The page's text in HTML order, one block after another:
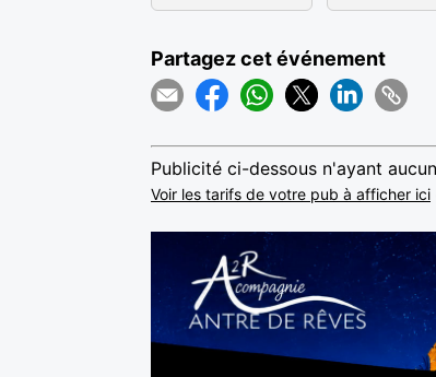
Partagez cet événement
Publicité ci-dessous n'ayant
Voir les tarifs de votre pub à afficher ici